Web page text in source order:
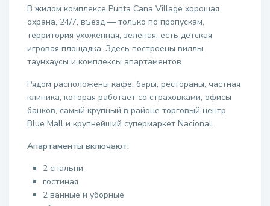
В жилом комплексе Punta Cana Village хорошая
охрана, 24/7, въезд — только по пропускам,
территория ухоженная, зеленая, есть детская
игровая площадка. Здесь построены виллы,
таунхаусы и комплексы апартаментов.
Рядом расположены кафе, бары, рестораны, частная
клиника, которая работает со страховками, офисы
банков, самый крупный в районе торговый центр
Blue Mall и крупнейший супермаркет Nacional.
Апартаменты включают:
2 спальни
гостиная
2 ванные и уборные